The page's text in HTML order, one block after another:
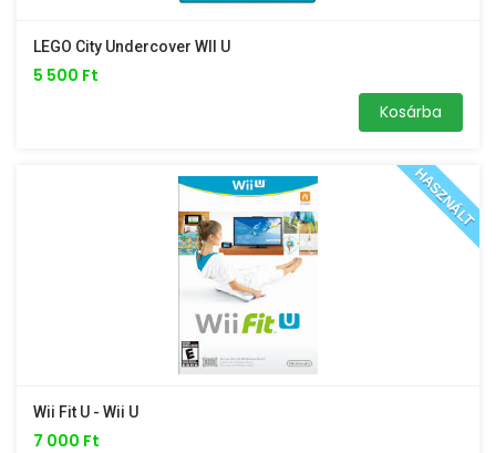
LEGO City Undercover WII U
5 500 Ft
Kosárba
HASZNÁLT
Wii Fit U - Wii U
7 000 Ft